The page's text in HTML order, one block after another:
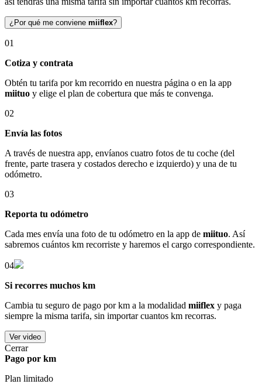
¿Por qué me conviene miiflex?
01
Cotiza y contrata
Obtén tu tarifa por km recorrido en nuestra página o en la app
miituo y elige el plan de cobertura que más te convenga.
02
Envía las fotos
A través de nuestra app, envíanos cuatro fotos de tu coche (del
frente, parte trasera y costados derecho e izquierdo) y una de tu
odómetro.
03
Reporta tu odómetro
Cada mes envía una foto de tu odómetro en la app de miituo. Así
sabremos cuántos km recorriste y haremos el cargo correspondiente.
04
Si recorres muchos km
Cambia tu seguro de pago por km a la modalidad miiflex y paga
siempre la misma tarifa, sin importar cuantos km recorras.
Ver video
Cerrar
Pago por km
Plan limitado